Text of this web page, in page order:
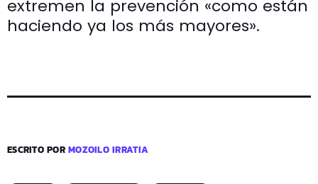
extremen la prevención «como están
haciendo ya los más mayores».
ESCRITO PORMOZOILO IRRATIA